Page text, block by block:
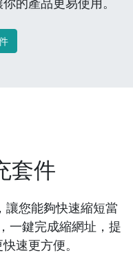
套件
讓您能夠快速縮短當
一鍵完成縮網址，提
速更方便。